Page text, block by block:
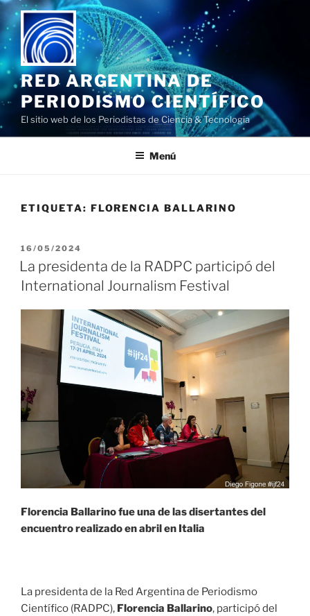
Saltar
al
contenido
RED ARGENTINA DE
PERIODISMO CIENTÍFICO
El sitio web de los Periodistas de Ciencia & Tecnología
Menú
ETIQUETA: FLORENCIA BALLARINO
PUBLICADO
EL
16/05/2024
La presidenta de la RADPC participó del
International Journalism Festival
Florencia Ballarino fue una de las disertantes del
encuentro realizado en abril en Italia
La presidenta de la Red Argentina de Periodismo
Científico (RADPC), Florencia Ballarino, participó del